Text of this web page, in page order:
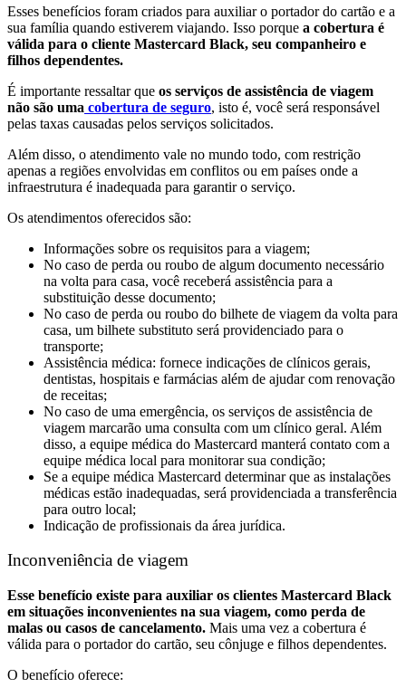
Esses benefícios foram criados para auxiliar o portador do cartão e a
sua família quando estiverem viajando. Isso porque a cobertura é
válida para o cliente Mastercard Black, seu companheiro e
filhos dependentes.
É importante ressaltar que os serviços de assistência de viagem
não são uma cobertura de seguro, isto é, você será responsável
pelas taxas causadas pelos serviços solicitados.
Além disso, o atendimento vale no mundo todo, com restrição
apenas a regiões envolvidas em conflitos ou em países onde a
infraestrutura é inadequada para garantir o serviço.
Os atendimentos oferecidos são:
Informações sobre os requisitos para a viagem;
No caso de perda ou roubo de algum documento necessário
na volta para casa, você receberá assistência para a
substituição desse documento;
No caso de perda ou roubo do bilhete de viagem da volta para
casa, um bilhete substituto será providenciado para o
transporte;
Assistência médica: fornece indicações de clínicos gerais,
dentistas, hospitais e farmácias além de ajudar com renovação
de receitas;
No caso de uma emergência, os serviços de assistência de
viagem marcarão uma consulta com um clínico geral. Além
disso, a equipe médica do Mastercard manterá contato com a
equipe médica local para monitorar sua condição;
Se a equipe médica Mastercard determinar que as instalações
médicas estão inadequadas, será providenciada a transferência
para outro local;
Indicação de profissionais da área jurídica.
Inconveniência de viagem
Esse benefício existe para auxiliar os clientes Mastercard Black
em situações inconvenientes na sua viagem, como perda de
malas ou casos de cancelamento. Mais uma vez a cobertura é
válida para o portador do cartão, seu cônjuge e filhos dependentes.
O benefício oferece: